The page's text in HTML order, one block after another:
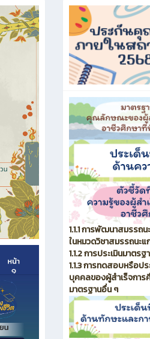
1.1.1 การพัฒนาสมรรถ
ในหมวดวิชาสมรรถนะแ
1.1.2 การประเมินมาตร
1.1.3 การทดสอบหรือป
บุคคลของผู้สำเร็จการ
มาตรฐานอื่น ๆ